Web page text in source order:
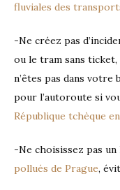
fluviales des
-Ne créez pas
ou le tram sans ticket,
n’êtes pas dans
pour l’autoroute si
République tchèque
-Ne choisissez pas un
pollués de Prague,